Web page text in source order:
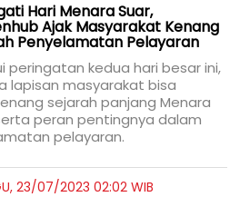
Hari Menara Suar,
Ajak Masyarakat Kenang
Penyelamatan Pelayaran
peringatan kedua hari besar ini,
lapisan masyarakat bisa
sejarah panjang Menara
peran pentingnya dalam
pelayaran.
23/07/2023 02:02 WIB